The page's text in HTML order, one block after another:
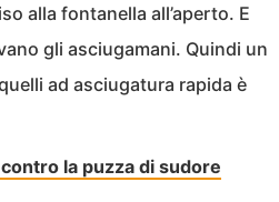
alla fontanella all’aperto. E
gli asciugamani. Quindi un
ad asciugatura rapida è
la puzza di sudore